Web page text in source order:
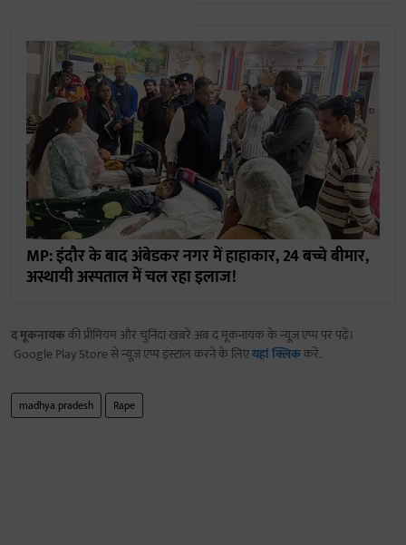
MP: इंदौर के बाद अंबेडकर नगर में हाहाकार, 24 बच्चे बीमार,
अस्थायी अस्पताल में चल रहा इलाज!
द मूकनायककी प्रीमियम और चुनिंदा खबरें अब द मूकनायक के न्यूज़ एप्प पर पढ़ें।
Google Play Store से न्यूज़ एप्प इंस्टाल करने के लिएयहां क्लिककरें.
madhya pradesh Rape